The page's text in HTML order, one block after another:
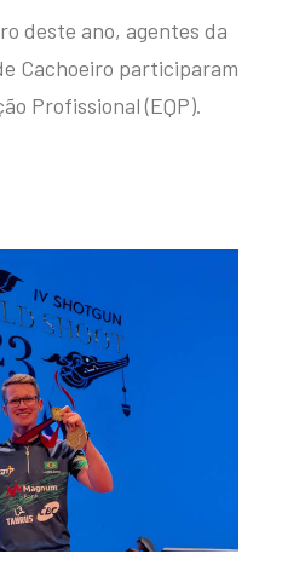
deste ano, agentes da
Cachoeiro participaram
Profissional (EQP).